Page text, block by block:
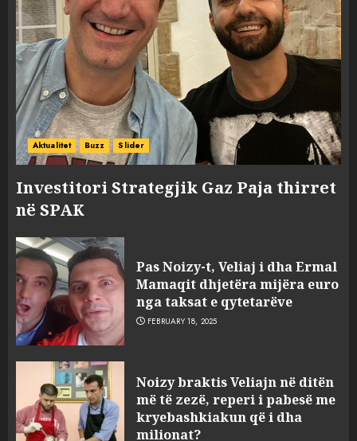
Aktualitet Buzz Slider
Investitori Strategjik Gaz Paja thirret
në SPAK
Pas Noizy-t, Veliaj i dha Ermal
Mamaqit dhjetëra mijëra euro
nga taksat e qytetarëve
FEBRUARY 18, 2025
Noizy braktis Veliajn në ditën
më të zezë, reperi i pabesë me
kryebashkiakun që i dha
milionat?
sulmuan “One Albania”,
ngjarja u fsheh. A u vodhën
serverat?